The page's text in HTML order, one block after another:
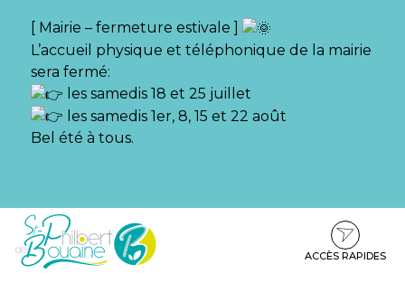
[ Mairie – fermeture estivale ]
L’accueil physique et téléphonique de la mairie
sera fermé:
les samedis 18 et 25 juillet
les samedis 1er, 8, 15 et 22 août
Bel été à tous.
Aller
Aller
contenu
Aller
pied
ACCÈS RAPIDES